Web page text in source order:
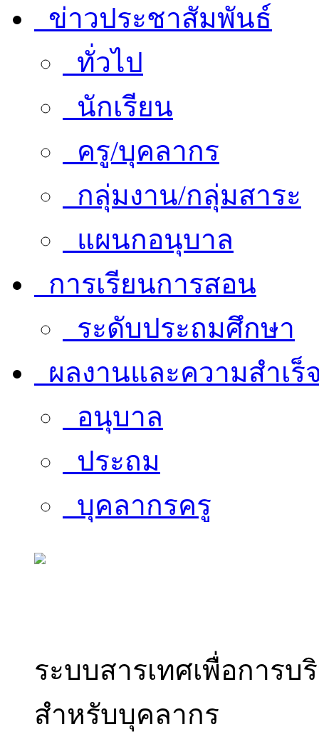
ข่าวประชาสัมพันธ์
ทั่วไป
นักเรียน
ครู/บุคลากร
กลุ่มงาน/กลุ่มสาระ
แผนกอนุบาล
การเรียนการสอน
ระดับประถมศึกษา
ผลงานและความสำเร็
อนุบาล
ประถม
บุคลากรครู
ระบบสารเทศเพื่อการบ
สำหรับบุคลากร